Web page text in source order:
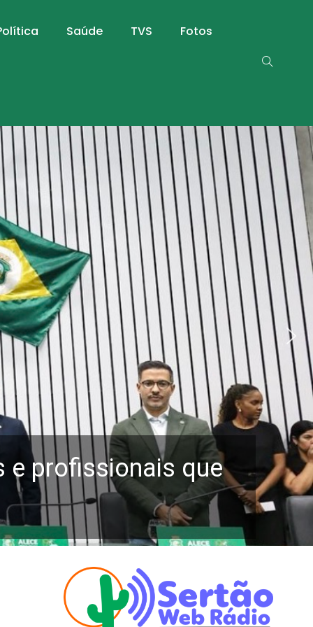
Saúde TVS Fotos
e profissionais que